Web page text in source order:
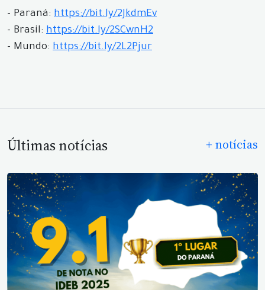
- Paraná: https://bit.ly/2JkdmEv
- Brasil: https://bit.ly/2SCwnH2
- Mundo: https://bit.ly/2L2Pjur
Últimas notícias + notícias